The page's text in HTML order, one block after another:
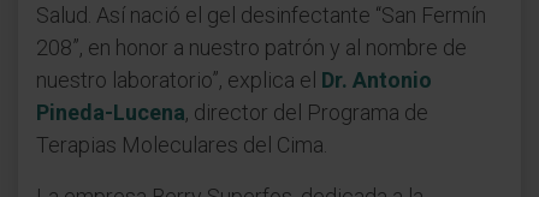
Salud. Así nació el gel desinfectante “San Fermín
208”, en honor a nuestro patrón y al nombre de
nuestro laboratorio”, explica el Dr. Antonio
Pineda-Lucena, director del Programa de
Terapias Moleculares del Cima.